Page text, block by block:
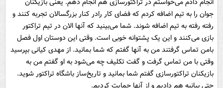
جوان را به تیم اضافه کردم که فضای کار رادر کنار بزرگسالان تجربه کنند و
رفته رفته به تیم اضافه شوند. شما می‌بینید که آنها الان در تیم تراکتور
بازی می‌کنند و این یک پشتوانه خوبی است. وقتی این دوستان اول فصل
بامن تماس گرفتند من به آنها گفتم که شما بمانید. از مهدی کیانی بپرسید
وقتی با من تماس گرفت و گفت تکلیف چه می‌شود به او گفتم من به
بازیکنان تراکتورسازی گفتم شما بمانید و تاریخ‌ساز باشگاه تراکتور شوید.
حتی بیانیه هم دادیم و از آنها حمایت کردیم.